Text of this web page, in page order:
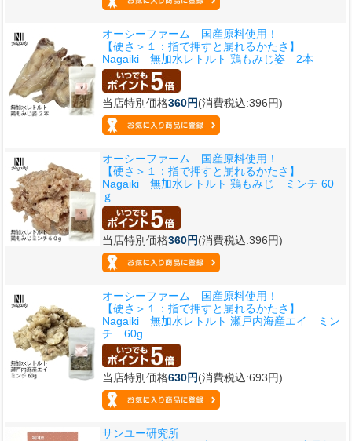
オーシーファーム 国産原料使用！
【硬さ＞１：指で押すと崩れるかたさ】
Nagaiki 無加水レトルト 鶏もみじ姿 2本
当店特別価格360円(消費税込:396円)
オーシーファーム 国産原料使用！
【硬さ＞１：指で押すと崩れるかたさ】
Nagaiki 無加水レトルト 鶏もみじ ミンチ 60
ｇ
当店特別価格360円(消費税込:396円)
オーシーファーム 国産原料使用！
【硬さ＞１：指で押すと崩れるかたさ】
Nagaiki 無加水レトルト 瀬戸内海産エイ ミン
チ 60g
当店特別価格630円(消費税込:693円)
サンユー研究所